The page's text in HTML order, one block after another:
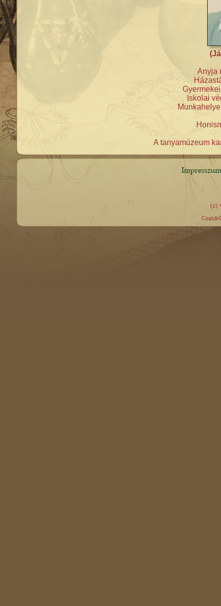
Anyja
Iskolai
A tanyamúzeum
Impresszum
(c)